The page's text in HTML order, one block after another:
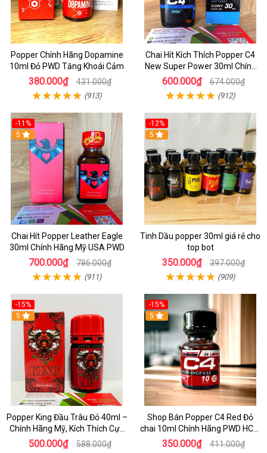
Popper Chính Hãng Dopamine
10ml Đỏ PWD Tăng Khoái Cảm
380.000₫ 431.000₫
(913)
Chai Hít Kích Thích Popper C4
New Super Power 30ml Chính
Hãng Mỹ USA
600.000₫ 674.000₫
(912)
-11%
5
Chai Hít Popper Leather Eagle
30ml Chính Hãng Mỹ USA PWD
700.000₫ 786.000₫
(911)
-12%
5
Tinh Dầu popper 30ml giá rẻ cho
top bot
350.000₫ 397.000₫
(909)
-15%
5
Popper King Đầu Trâu Đỏ 40ml –
Chính Hãng Mỹ, Kích Thích Cực
Mạnh Cho Top & Bot
500.000₫ 588.000₫
-15%
5
Shop Bán Popper C4 Red Đỏ
chai 10ml Chính Hãng PWD HCM
kích thích Cực Mạnh cho LGBT -
350.000₫ 411.000₫